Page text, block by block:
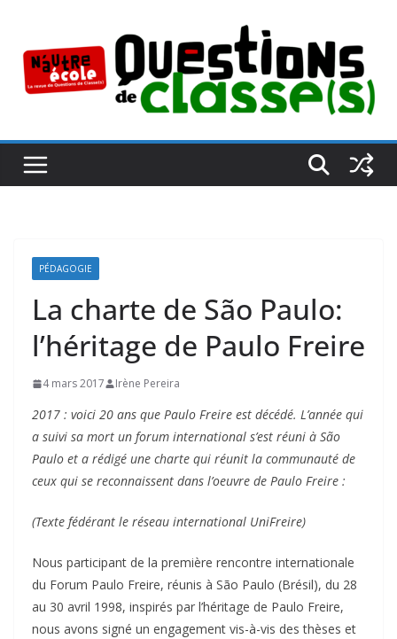
contenu
PÉDAGOGIE
La charte de São Paulo:
l’héritage de Paulo Freire
4 mars 2017 Irène Pereira
2017 : voici 20 ans que Paulo Freire est décédé. L’année qui
a suivi sa mort un forum international s’est réuni à São
Paulo et a rédigé une charte qui réunit la communauté de
ceux qui se reconnaissent dans l’oeuvre de Paulo Freire :
(Texte fédérant le réseau international UniFreire)
Nous participant de la première rencontre internationale
du Forum Paulo Freire, réunis à São Paulo (Brésil), du 28
au 30 avril 1998, inspirés par l’héritage de Paulo Freire,
nous avons signé un engagement vis-à-vis des thèses et